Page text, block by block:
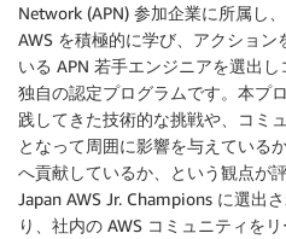
Network (APN) 参加企業に所属し
AWS を積極的に学び、アクショ
いる APN 若手エンジニアを選出
独自の認定プログラムです。本プ
践してきた技術的な挑戦や、コミ
となって周囲に影響を与えている
へ貢献しているか、という観点が
Japan AWS Jr. Champions に選出
り、社内の AWS コミュニティを